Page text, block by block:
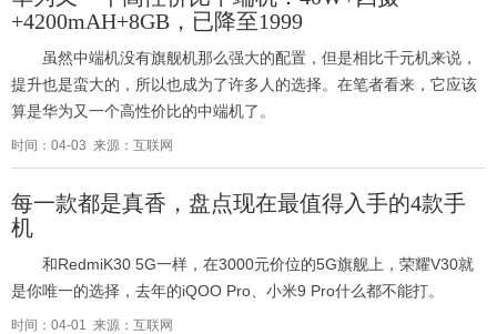
+4200mAH+8GB，已降至1999
虽然中端机没有旗舰机那么强大的配置，但是相比千元机来说，
提升也是蛮大的，所以也成为了许多人的选择。在笔者看来，它应该
算是华为又一个高性价比的中端机了。
时间：04-03 来源：互联网
每一款都是真香，盘点现在最值得入手的4款手
机
和RedmiK30 5G一样，在3000元价位的5G旗舰上，荣耀V30就
是你唯一的选择，去年的iQOO Pro、小米9 Pro什么都不能打。
时间：04-01 来源：互联网